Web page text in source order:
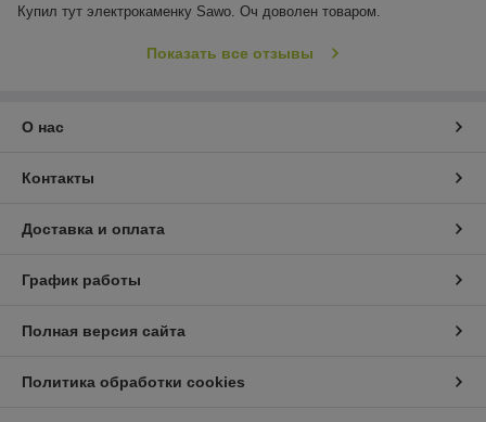
Купил тут электрокаменку Sawo. Оч доволен товаром.
Показать все отзывы
О нас
Контакты
Доставка и оплата
График работы
Полная версия сайта
Политика обработки cookies